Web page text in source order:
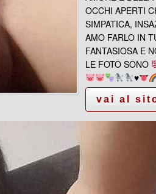
OCCHI APERTI
SIMPATICA,
AMO FARLO IN
FANTASIOSA E
LE FOTO SONO
♥️